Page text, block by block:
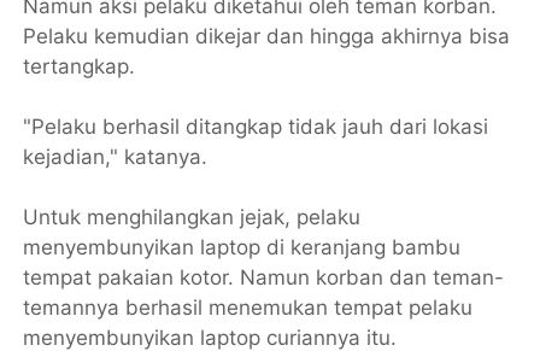
Namun aksi pelaku diketahui oleh teman korban.
Pelaku kemudian dikejar dan hingga akhirnya bisa
tertangkap.
"Pelaku berhasil ditangkap tidak jauh dari lokasi
kejadian," katanya.
Untuk menghilangkan jejak, pelaku
menyembunyikan laptop di keranjang bambu
tempat pakaian kotor. Namun korban dan teman-
temannya berhasil menemukan tempat pelaku
menyembunyikan laptop curiannya itu.